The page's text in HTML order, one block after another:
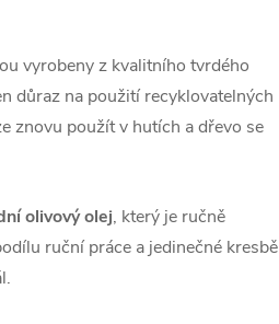
vyrobeny z kvalitního tvrdého
důraz na použití recyklovatelných
znovu použít v hutích a dřevo se
olivový olej, který je ručně
ruční práce a jedinečné kresbě